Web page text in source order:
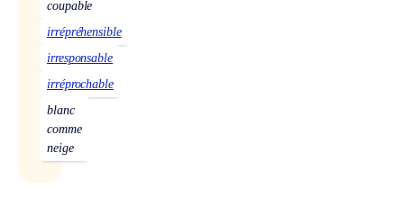
coupable
irrépréhensible
irresponsable
irréprochable
blanc
comme
neige